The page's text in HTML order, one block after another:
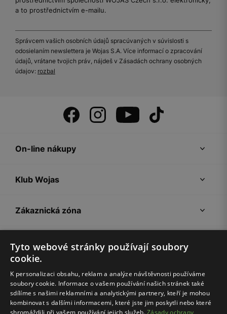
a to prostřednictvím e-mailu.
Správcem vašich osobních údajů spracúvaných v súvislosti s
odosielaním newslettera je Wojas S.A. Více informací o zpracování
údajů, vrátane tvojich práv, nájdeš v Zásadách ochrany osobných
údajov: rozbal
On-line nákupy
Klub Wojas
Zákaznická zóna
Společnost Wojas
Rady
Tyto webové stránky používají soubory
cookie.
K personalizaci obsahu, reklam a analýze návštěvnosti používáme
soubory cookie. Informace o vašem používání našich stránek také
sdílíme s našimi reklamními a analytickými partnery, kteří je mohou
kombinovat s dalšími informacemi, které jste jim poskytli nebo které
shromáždili při vašem používání jejich služeb.Zásady ochrany